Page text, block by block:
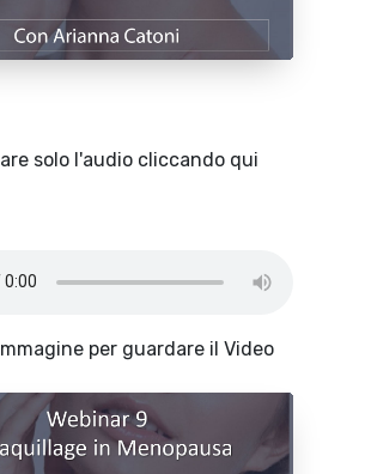
solo l'audio cliccando qui
per guardare il Video